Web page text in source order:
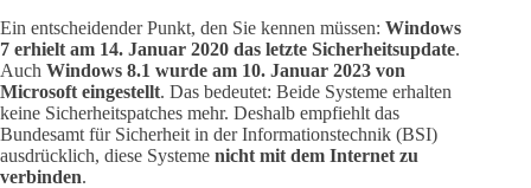
Ein entscheidender Punkt, den Sie kennen müssen: Windows
7 erhielt am 14. Januar 2020 das letzte Sicherheitsupdate.
Auch Windows 8.1 wurde am 10. Januar 2023 von
Microsoft eingestellt. Das bedeutet: Beide Systeme erhalten
keine Sicherheitspatches mehr. Deshalb empfiehlt das
Bundesamt für Sicherheit in der Informationstechnik (BSI)
ausdrücklich, diese Systeme nicht mit dem Internet zu
verbinden.